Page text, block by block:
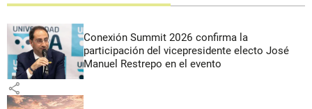
Conexión Summit 2026 confirma la
participación del vicepresidente electo José
Manuel Restrepo en el evento
share